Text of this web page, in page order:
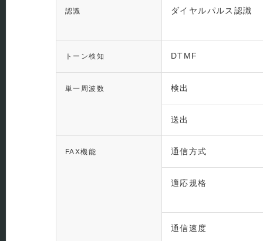
認識 ダイヤルパルス認識
トーン検知 DTMF
単一周波数 検出
送出
FAX機能 通信方式
適応規格
通信速度